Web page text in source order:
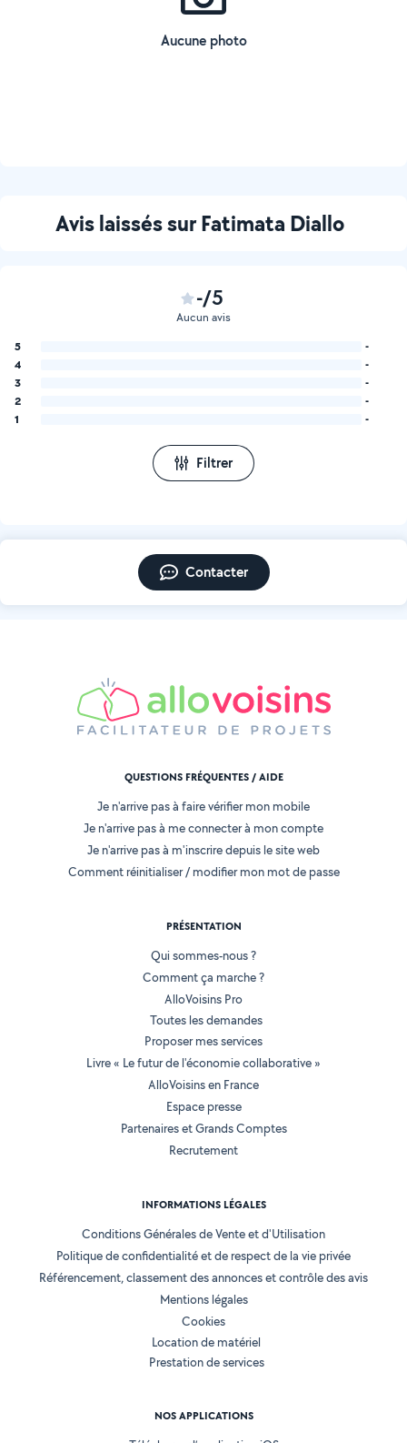
Aucune photo
Avis laissés sur Fatimata Diallo
-/5
Aucun avis
5
-
4
-
3
-
2
-
1
-
Filtrer
Contacter
QUESTIONS FRÉQUENTES / AIDE
Je n'arrive pas à faire vérifier mon mobile
Je n'arrive pas à me connecter à mon compte
Je n'arrive pas à m'inscrire depuis le site web
Comment réinitialiser / modifier mon mot de passe
PRÉSENTATION
Qui sommes-nous ?
Comment ça marche ?
AlloVoisins Pro
Toutes les demandes
Proposer mes services
Livre « Le futur de l'économie collaborative »
AlloVoisins en France
Espace presse
Partenaires et Grands Comptes
Recrutement
INFORMATIONS LÉGALES
Conditions Générales de Vente et d'Utilisation
Politique de confidentialité et de respect de la vie privée
Référencement, classement des annonces et contrôle des avis
Mentions légales
Cookies
Location de matériel
Prestation de services
NOS APPLICATIONS